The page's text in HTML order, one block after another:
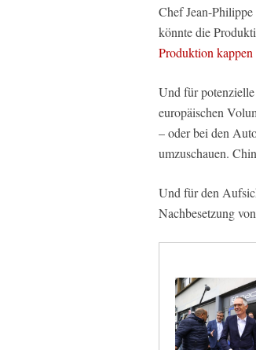
Chef Jean-
könnte die
Produktion
Und für
europäischen
– oder bei den
umzuschauen.
Und für den
Nachbesetzung